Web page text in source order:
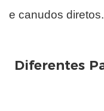
e canudos diretos.